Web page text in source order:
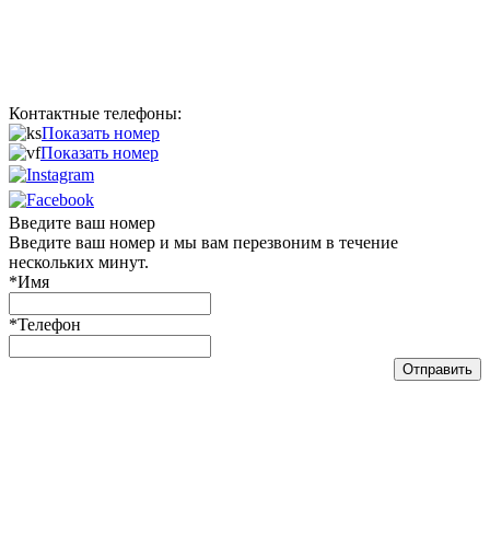
Контактные телефоны:
067 Показать номер
050 Показать номер
Введите ваш номер
Введите ваш номер и мы вам перезвоним в течение
нескольких минут.
*Имя
*Телефон
Отправить